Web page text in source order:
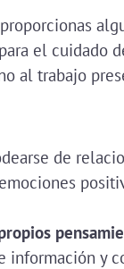
el cuidado
al trabajo
de
información y